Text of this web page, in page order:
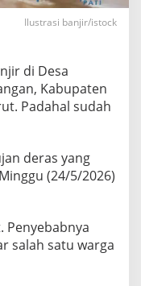
Ilustrasi banjir/istock
di Desa
Kabupaten
Padahal sudah
deras yang
(24/5/2026)
Penyebabnya
salah satu warga